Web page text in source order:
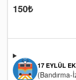
150₺
17 EYLÜL